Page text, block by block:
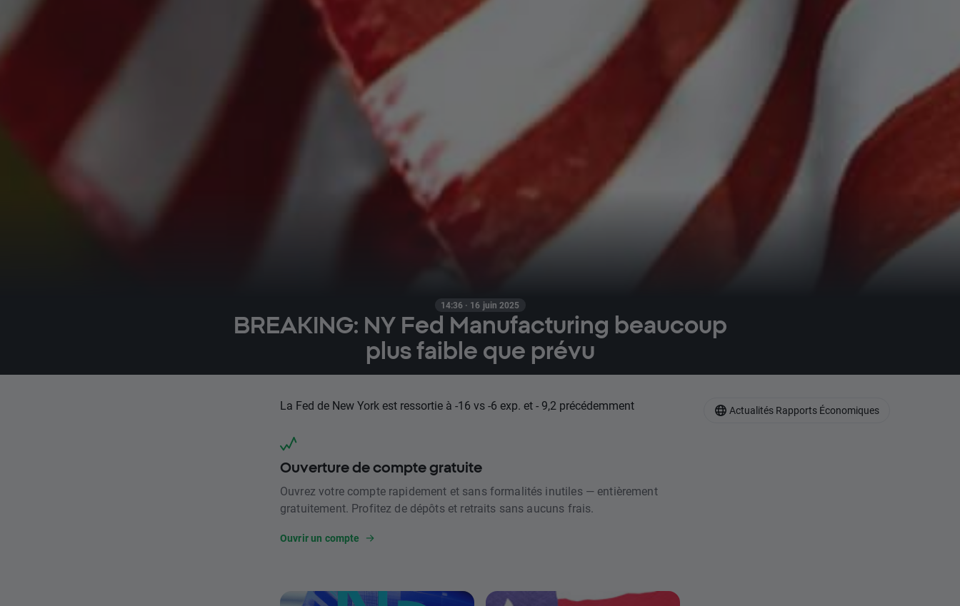
14:36 · 16 juin 2025
BREAKING: NY Fed Manufacturing beaucoup
plus faible que prévu
La Fed de New York est ressortie à -16 vs -6 exp. et - 9,2 précédemment
Ouverture de compte gratuite
Ouvrez votre compte rapidement et sans formalités inutiles — entièrement
gratuitement. Profitez de dépôts et retraits sans aucuns frais.
Ouvrir un compte
Actualités Rapports Économiques